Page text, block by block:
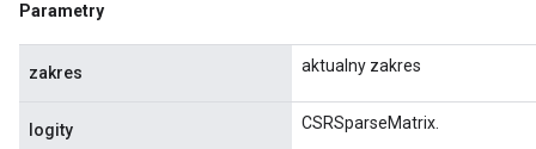
Parametry
zakres aktualny zakres
logity CSRSparseMatrix.